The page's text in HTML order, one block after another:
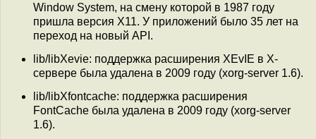
Window System, на смену которой в 1987 году
пришла версия X11. У приложений было 35 лет на
переход на новый API.
lib/libXevie: поддержка расширения XEvIE в X-
сервере была удалена в 2009 году (xorg-server 1.6).
lib/libXfontcache: поддержка расширения
FontCache была удалена в 2009 году (xorg-server
1.6).